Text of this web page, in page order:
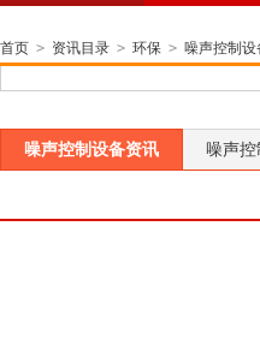
首页 > 资讯目录 > 环保 > 噪声控制设
噪声控制设备资讯 噪声